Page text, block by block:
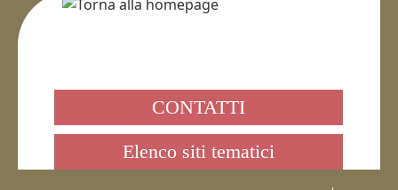
CONTATTI
Elenco siti tematici